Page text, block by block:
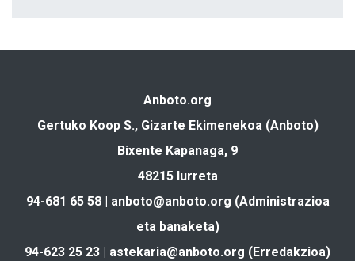
Anboto.org
Gertuko Koop S., Gizarte Ekimenekoa (Anboto)
Bixente Kapanaga, 9
48215 Iurreta
94-681 65 58 | anboto@anboto.org (Administrazioa
eta banaketa)
94-623 25 23 | astekaria@anboto.org (Erredakzioa)